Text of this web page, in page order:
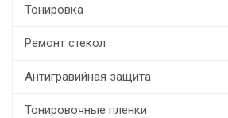
Тонировка
Ремонт стекол
Антигравийная защита
Тонировочные пленки